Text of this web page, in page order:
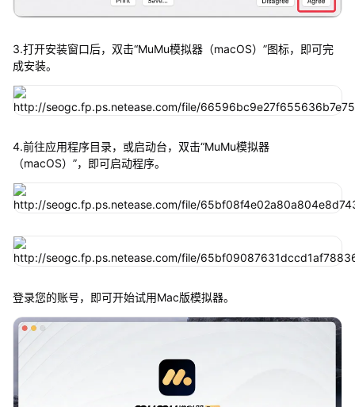
3.打开安装窗口后，双击“MuMu模拟器（macOS）”图标，即可完
成安装。
4.前往应用程序目录，或启动台，双击“MuMu模拟器
（macOS）”，即可启动程序。
登录您的账号，即可开始试用Mac版模拟器。